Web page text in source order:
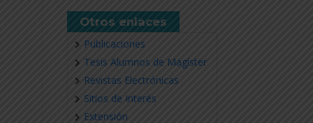
Otros enlaces
Publicaciones
Tesis Alumnos de Magíster
Revistas Electrónicas
Sitios de Interés
Extensión